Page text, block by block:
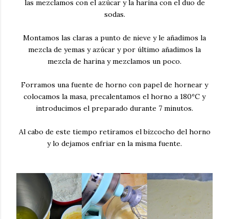
las mezclamos con el azúcar y la harina con el duo de
sodas.
Montamos las claras a punto de nieve y le añadimos la
mezcla de yemas y azúcar y por último añadimos la
mezcla de harina y mezclamos un poco.
Forramos una fuente de horno con papel de hornear y
colocamos la masa, precalentamos el horno a 180ºC y
introducimos el preparado durante 7 minutos.
Al cabo de este tiempo retiramos el bizcocho del horno
y lo dejamos enfriar en la misma fuente.